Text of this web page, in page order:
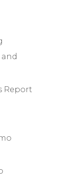
Report